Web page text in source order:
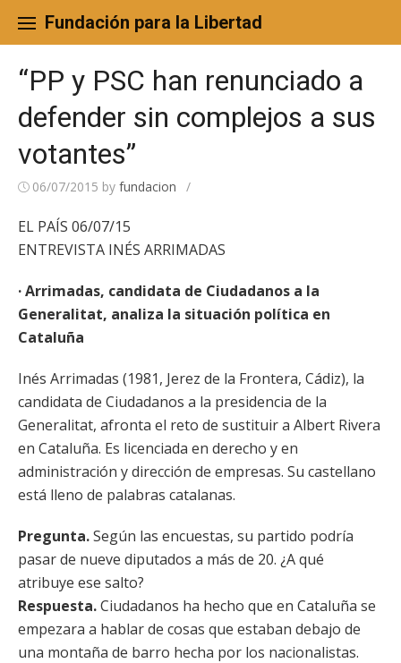
content
Fundación para la Libertad
“PP y PSC han renunciado a
defender sin complejos a sus
votantes”
06/07/2015 by fundacion /
EL PAÍS 06/07/15
ENTREVISTA INÉS ARRIMADAS
· Arrimadas, candidata de Ciudadanos a la
Generalitat, analiza la situación política en
Cataluña
Inés Arrimadas (1981, Jerez de la Frontera, Cádiz), la
candidata de Ciudadanos a la presidencia de la
Generalitat, afronta el reto de sustituir a Albert Rivera
en Cataluña. Es licenciada en derecho y en
administración y dirección de empresas. Su castellano
está lleno de palabras catalanas.
Pregunta.Según las encuestas, su partido podría
pasar de nueve diputados a más de 20. ¿A qué
atribuye ese salto?
Respuesta.Ciudadanos ha hecho que en Cataluña se
empezara a hablar de cosas que estaban debajo de
una montaña de barro hecha por los nacionalistas.